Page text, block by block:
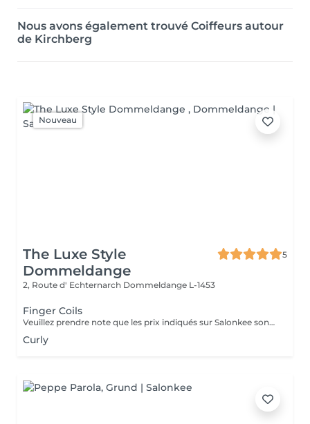
Nous avons également trouvé Coiffeurs autour
de Kirchberg
Nouveau
The Luxe Style
Dommeldange
5
2, Route d' Echternarch Dommeldange L-1453
Finger Coils
Veuillez prendre note que les prix indiqués sur Salonkee sont communiqués à titre informatif et s'entendent de base. Ces derniers sont susceptibles de varier selon le diagnostic réalisé à votre arrivée au salon et l'expertise du professionnel à qui vous confiez votre beauté. Dans tous les cas, un devis précis vous sera proposé et toutes réalisations de prestations seront effectuées avec votre accord. Un grand merci d'avance pour votre compréhension. Au plaisir de vous recevoir très vite.
Curly